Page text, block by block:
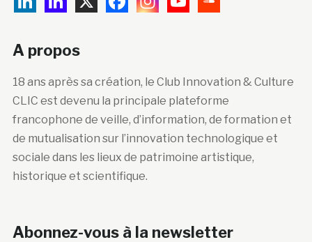
A propos
18 ans après sa création, le Club Innovation & Culture
CLIC est devenu la principale plateforme
francophone de veille, d’information, de formation et
de mutualisation sur l’innovation technologique et
sociale dans les lieux de patrimoine artistique,
historique et scientifique.
Abonnez-vous à la newsletter